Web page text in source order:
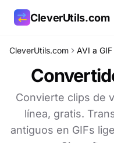
CleverUtils.com
CleverUtils.com AVI a GIF
Convierte clips de
línea, gratis.
antiguos en GIFs
Copiar enlace